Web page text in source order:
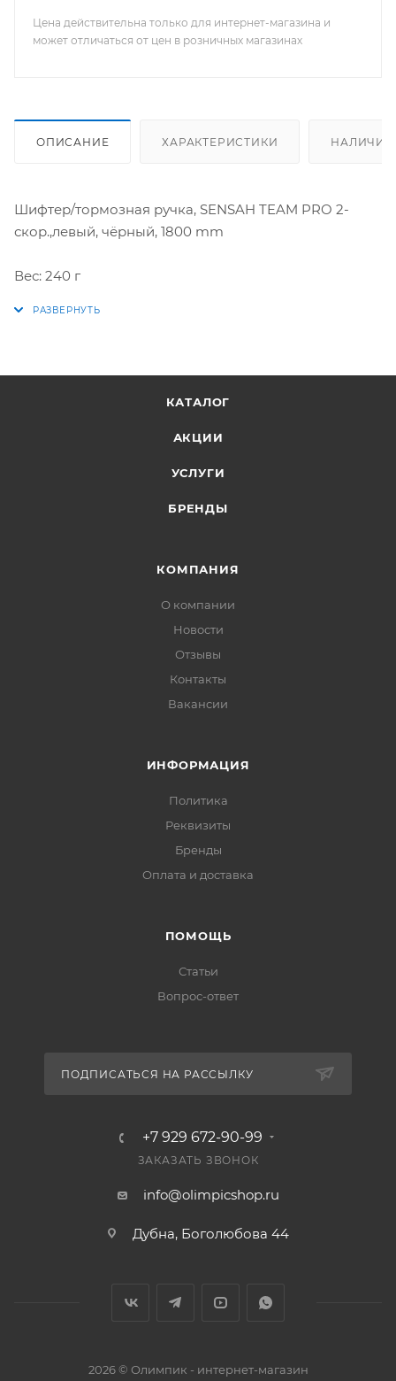
Цена действительна только для интернет-магазина и
может отличаться от цен в розничных магазинах
ОПИСАНИЕ ХАРАКТЕРИСТИКИ НАЛИЧИЕ
Шифтер/тормозная ручка, SENSAH TEAM PRO 2-
скор.,левый, чёрный, 1800 mm
Вес: 240 г
КАТАЛОГ
АКЦИИ
УСЛУГИ
БРЕНДЫ
КОМПАНИЯ
О компании
Новости
Отзывы
Контакты
Вакансии
ИНФОРМАЦИЯ
Политика
Реквизиты
Бренды
Оплата и доставка
ПОМОЩЬ
Статьи
Вопрос-ответ
ПОДПИСАТЬСЯ НА РАССЫЛКУ
+7 929 672-90-99
ЗАКАЗАТЬ ЗВОНОК
info@olimpicshop.ru
Дубна, Боголюбова 44
2026 © Олимпик - интернет-магазин